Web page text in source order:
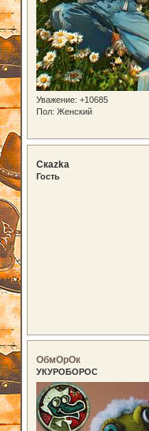
Уважение: +10685
Пол: Женский
Скаzka
Гость
ОбмОрОк
УКУРОБОРОС